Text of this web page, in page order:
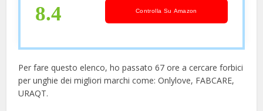
piedi spesse Forbici (Multi)
8.4 Controlla Su Amazon
Per fare questo elenco, ho passato 67 ore a cercare forbici
per unghie dei migliori marchi come: Onlylove, FABCARE,
URAQT.